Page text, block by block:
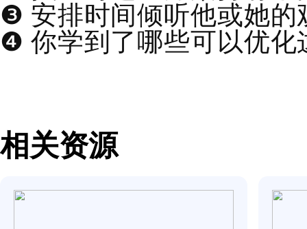
04与同伴共舞
了你，并对你表现出
多。不要抛弃他们。
人投入并保持忠诚。